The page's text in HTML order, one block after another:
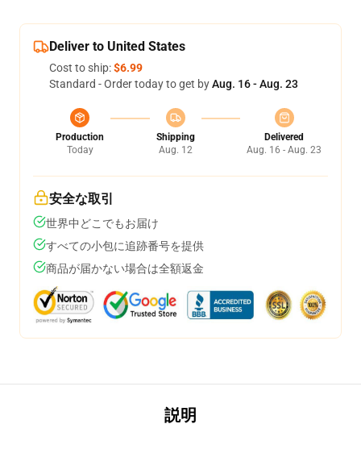
Deliver to United States
Cost to ship:$6.99
Standard - Order today to get byAug. 16 - Aug. 23
Production
Today
Shipping
Aug. 12
Delivered
Aug. 16 - Aug. 23
安全な取引
世界中どこでもお届け
すべての小包に追跡番号を提供
商品が届かない場合は全額返金
説明